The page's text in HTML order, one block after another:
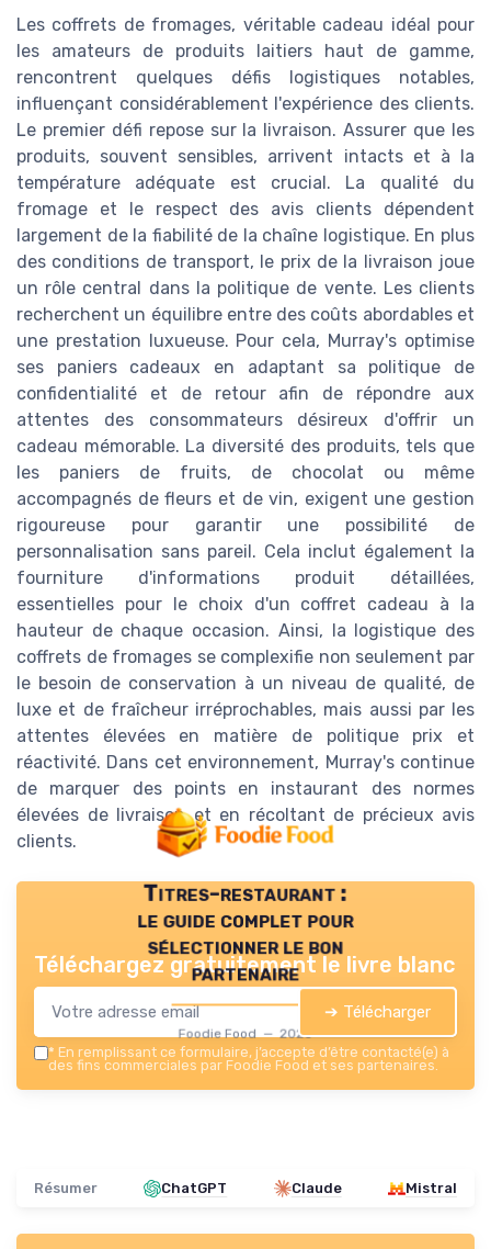
Les coffrets de fromages, véritable cadeau idéal pour
les amateurs de produits laitiers haut de gamme,
rencontrent quelques défis logistiques notables,
influençant considérablement l'expérience des clients.
Le premier défi repose sur la livraison. Assurer que les
produits, souvent sensibles, arrivent intacts et à la
température adéquate est crucial. La qualité du
fromage et le respect des avis clients dépendent
largement de la fiabilité de la chaîne logistique. En plus
des conditions de transport, le prix de la livraison joue
un rôle central dans la politique de vente. Les clients
recherchent un équilibre entre des coûts abordables et
une prestation luxueuse. Pour cela, Murray's optimise
ses paniers cadeaux en adaptant sa politique de
confidentialité et de retour afin de répondre aux
attentes des consommateurs désireux d'offrir un
cadeau mémorable. La diversité des produits, tels que
les paniers de fruits, de chocolat ou même
accompagnés de fleurs et de vin, exigent une gestion
rigoureuse pour garantir une possibilité de
personnalisation sans pareil. Cela inclut également la
fourniture d'informations produit détaillées,
essentielles pour le choix d'un coffret cadeau à la
hauteur de chaque occasion. Ainsi, la logistique des
coffrets de fromages se complexifie non seulement par
le besoin de conservation à un niveau de qualité, de
luxe et de fraîcheur irréprochables, mais aussi par les
attentes élevées en matière de politique prix et
réactivité. Dans cet environnement, Murray's continue
de marquer des points en instaurant des normes
élevées de livraison et en récoltant de précieux avis
clients.
Titres-restaurant :
le guide complet pour
sélectionner le bon
partenaire
Foodie Food — 2026
Téléchargez gratuitement le livre blanc
➔ Télécharger
* En remplissant ce formulaire, j’accepte d’être contacté(e) à
des fins commerciales par Foodie Food et ses partenaires.
Résumer ChatGPT Claude Mistral